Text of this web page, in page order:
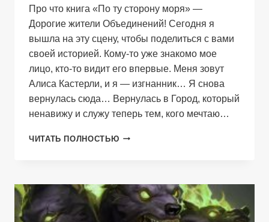
Про что книга «По ту сторону моря» —
Дорогие жители Объединений! Сегодня я
вышла на эту сцену, чтобы поделиться с вами
своей историей. Кому-то уже знакомо мое
лицо, кто-то видит его впервые. Меня зовут
Алиса Кастерли, и я — изгнанник… Я снова
вернулась сюда… Вернулась в Город, который
ненавижу и служу теперь тем, кого мечтаю…
ЧИТАТЬ ПОЛНОСТЬЮ ПО